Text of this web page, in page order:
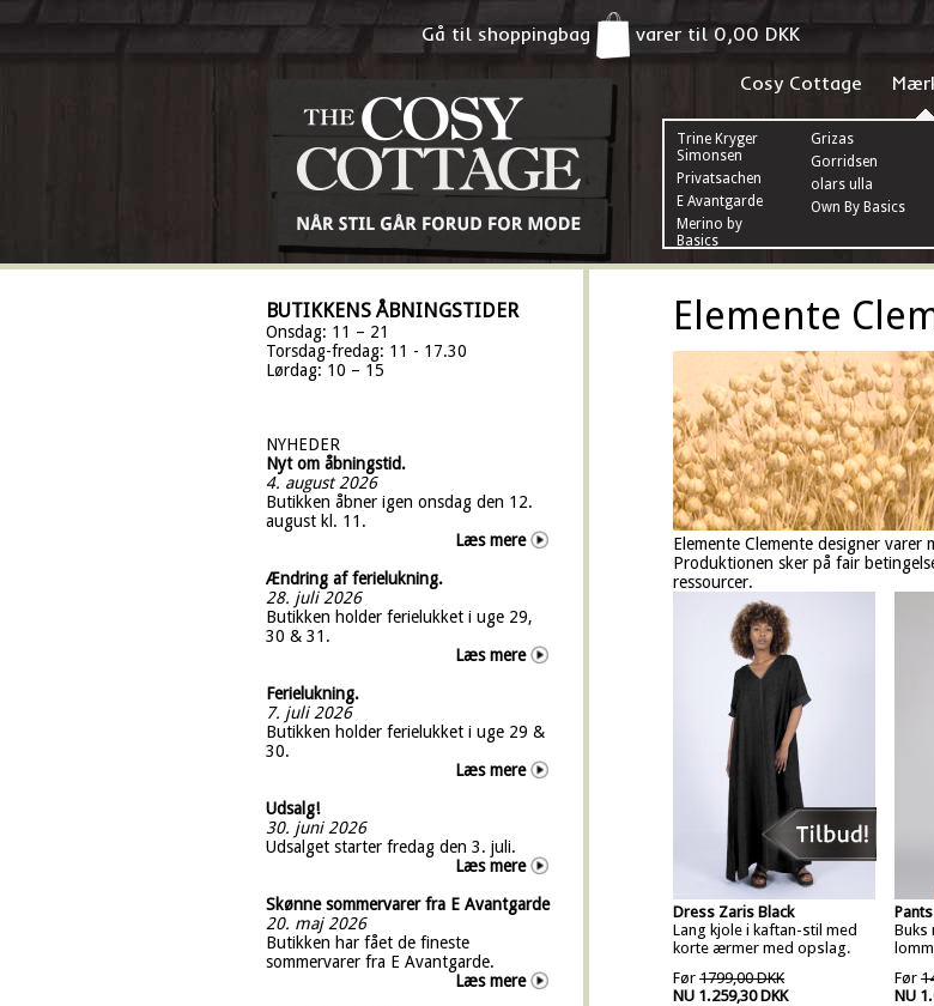
Gå til shoppingbag varer til0,00 DKK
Cosy Cottage
Trine Kryger
Simonsen
Privatsachen
E Avantgarde
Merino by
Basics
Grizas
Gorridsen
olars ulla
Own By Basics
BUTIKKENS ÅBNINGSTIDER
Onsdag: 11 – 21
Torsdag-fredag: 11 - 17.30
Lørdag: 10 – 15
NYHEDER
Nyt om åbningstid.
4. august 2026
Butikken åbner igen onsdag den 12.
august kl. 11.
Læs mere
Ændring af ferielukning.
28. juli 2026
Butikken holder ferielukket i uge 29,
30 & 31.
Læs mere
Ferielukning.
7. juli 2026
Butikken holder ferielukket i uge 29 &
30.
Læs mere
Udsalg!
30. juni 2026
Udsalget starter fredag den 3. juli.
Læs mere
Skønne sommervarer fra E Avantgarde
20. maj 2026
Butikken har fået de fineste
sommervarer fra E Avantgarde.
Læs mere
Elemente
Elemente Clemente designer
Produktionen sker på fair
ressourcer.
Dress Zaris Black
Lang kjole i kaftan-stil med
korte ærmer med opslag.
Før 1799,00 DKK
NU 1.259,30 DKK
Buks
Før
NU